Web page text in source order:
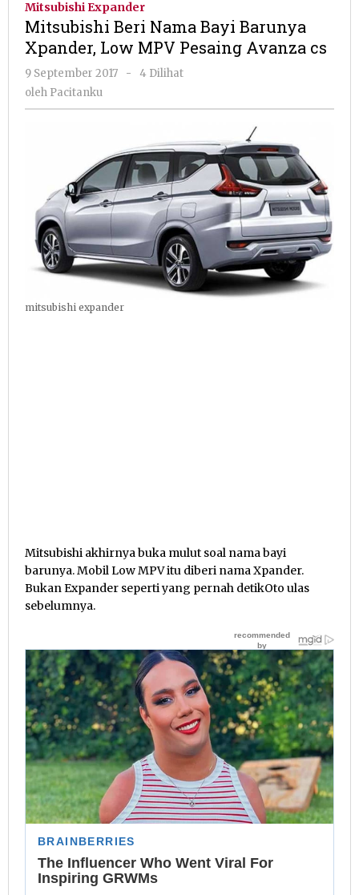
Barunya
Xpander,
Low
Mitsubishi Expander
Mitsubishi Beri Nama Bayi Barunya
Xpander, Low MPV Pesaing Avanza cs
9 September 2017
oleh
-
4 Dilihat
oleh Pacitanku
mitsubishi expander
Mitsubishi akhirnya buka mulut soal nama bayi
barunya. Mobil Low MPV itu diberi nama Xpander.
Bukan Expander seperti yang pernah detikOto ulas
sebelumnya.